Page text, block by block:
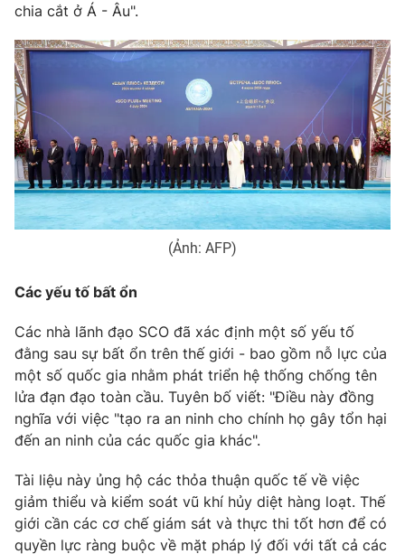
Liên hệ tòa soạn English
THỜI BÁO VTV
Theo dõi báo trên
Đài Truyền hình Việt Nam
Giấy phép hoạt động báo in và báo điện tử số 483/GP-BTTTT
Tổng Biên tập: Vũ Thanh Thủy
Phó Tổng Biên tập:Nguyễn Thị Mỹ Hạnh, Phạm Quốc Thắng,
Nguyễn Trọng Ninh
Tổng đài VTV: 024.38 355 931 - 024.38 355 932
Ðiện thoại Thời báo VTV: 024.66 897 897
Email:
toasoan@vtv.vn
Liên hệ quảng cáo:024-7300.7108
chia cắt ở Á - Âu".
(Ảnh: AFP)
Các yếu tố bất ổn
Các nhà lãnh đạo SCO đã xác định một số yếu tố
đằng sau sự bất ổn trên thế giới - bao gồm nỗ lực của
một số quốc gia nhằm phát triển hệ thống chống tên
lửa đạn đạo toàn cầu. Tuyên bố viết: "Điều này đồng
nghĩa với việc "tạo ra an ninh cho chính họ gây tổn hại
đến an ninh của các quốc gia khác".
Tài liệu này ủng hộ các thỏa thuận quốc tế về việc
giảm thiểu và kiểm soát vũ khí hủy diệt hàng loạt. Thế
giới cần các cơ chế giám sát và thực thi tốt hơn để có
quyền lực ràng buộc về mặt pháp lý đối với tất cả các